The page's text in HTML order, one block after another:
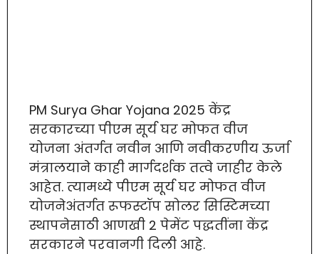
PM Surya Ghar Yojana 2025 केंद्र
सरकारच्या पीएम सूर्य घर मोफत वीज
योजना अंतर्गत नवीन आणि नवीकरणीय ऊर्जा
मंत्रालयाने काही मार्गदर्शक तत्वे जाहीर केले
आहेत. त्यामध्ये पीएम सूर्य घर मोफत वीज
योजनेअंतर्गत रूफस्टॉप सोलर सिस्टिमच्या
स्थापनेसाठी आणखी 2 पेमेंट पद्धतींना केंद्र
सरकारने परवानगी दिली आहे.